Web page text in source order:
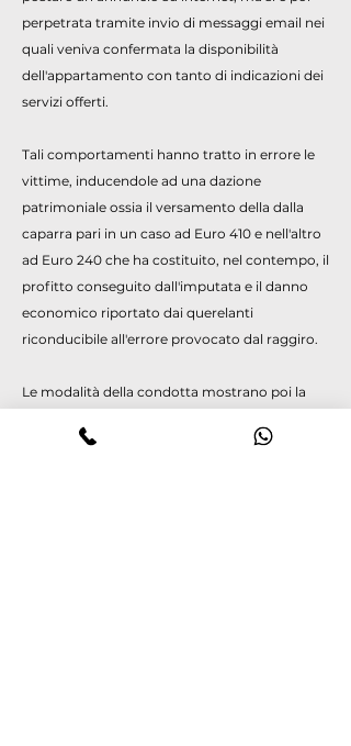
perpetrata tramite invio di messaggi email nei
quali veniva confermata la disponibilità
dell'appartamento con tanto di indicazioni dei
servizi offerti.
Tali comportamenti hanno tratto in errore le
vittime, inducendole ad una dazione
patrimoniale ossia il versamento della dalla
caparra pari in un caso ad Euro 410 e nell'altro
ad Euro 240 che ha costituito, nel contempo, il
profitto conseguito dall'imputata e il danno
economico riportato dai querelanti
riconducibile all'errore provocato dal raggiro.
Le modalità della condotta mostrano poi la
contraddistingue la fattispecie criminosa in